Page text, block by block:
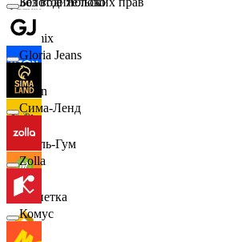
Demix
Ozon
Бубль-Гум
Монетка
Gloria Jeans
Сима-Ленд
Zolla
Комус